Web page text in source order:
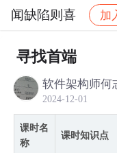
闻缺陷则喜 加
社区 闻缺陷则喜
寻找首端
软件架构师何
2024-12-01
课时名
称
课时知识点